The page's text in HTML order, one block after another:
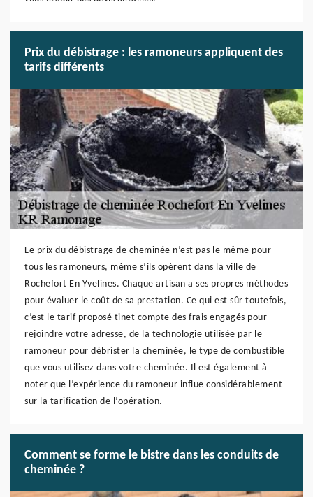
Prix du débistrage : les ramoneurs appliquent des
tarifs différents
Le prix du débistrage de cheminée n’est pas le même pour
tous les ramoneurs, même s’ils opèrent dans la ville de
Rochefort En Yvelines. Chaque artisan a ses propres méthodes
pour évaluer le coût de sa prestation. Ce qui est sûr toutefois,
c’est le tarif proposé tinet compte des frais engagés pour
rejoindre votre adresse, de la technologie utilisée par le
ramoneur pour débrister la cheminée, le type de combustible
que vous utilisez dans votre cheminée. Il est également à
noter que l’expérience du ramoneur influe considérablement
sur la tarification de l’opération.
Comment se forme le bistre dans les conduits de
cheminée ?